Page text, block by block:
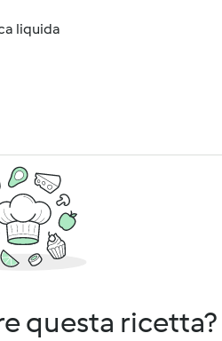
liquida
questa ricetta?